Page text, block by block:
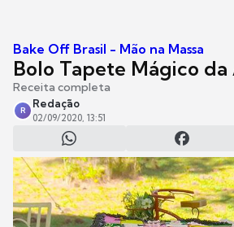
Bake Off Brasil - Mão na Massa
Bolo Tapete Mágico da
Receita completa
R
Redação
02/09/2020, 13:51